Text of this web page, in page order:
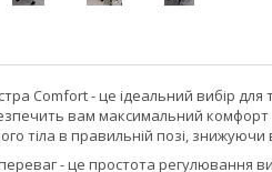
Comfort - це ідеальний вибір
вам максимальний
тіла в правильній позі, знижуючи
- це простота регулювання